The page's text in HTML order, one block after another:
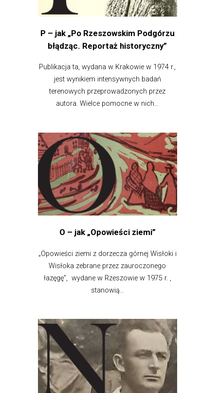
P – jak „Po Rzeszowskim Podgórzu
błądząc. Reportaż historyczny”
Publikacja ta, wydana w Krakowie w 1974 r.,
jest wynikiem intensywnych badań
terenowych przeprowadzonych przez
autora. Wielce pomocne w nich...
O – jak „Opowieści ziemi”
„Opowieści ziemi z dorzecza górnej Wisłoki i
Wisłoka zebrane przez zauroczonego
łazęgę”, wydane w Rzeszowie w 1975 r. ,
stanowią...